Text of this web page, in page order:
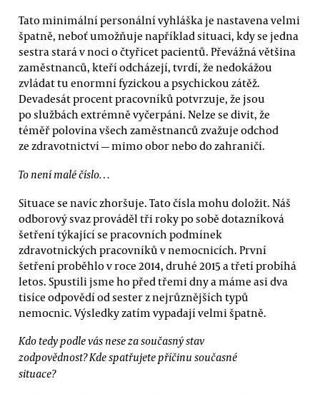
Tato minimální personální vyhláška je nastavena velmi
špatně, neboť umožňuje například situaci, kdy se jedna
sestra stará v noci o čtyřicet pacientů. Převážná většina
zaměstnanců, kteří odcházejí, tvrdí, že nedokážou
zvládat tu enormní fyzickou a psychickou zátěž.
Devadesát procent pracovníků potvrzuje, že jsou
po službách extrémně vyčerpáni. Nelze se divit, že
téměř polovina všech zaměstnanců zvažuje odchod
ze zdravotnictví — mimo obor nebo do zahraničí.
To není malé číslo…
Situace se navíc zhoršuje. Tato čísla mohu doložit. Náš
odborový svaz prováděl tři roky po sobě dotazníková
šetření týkající se pracovních podmínek
zdravotnických pracovníků v nemocnicích. První
šetření proběhlo v roce 2014, druhé 2015 a třetí probíhá
letos. Spustili jsme ho před třemi dny a máme asi dva
tisíce odpovědí od sester z nejrůznějších typů
nemocnic. Výsledky zatím vypadají velmi špatně.
Kdo tedy podle vás nese za současný stav
zodpovědnost? Kde spatřujete příčinu současné
situace?